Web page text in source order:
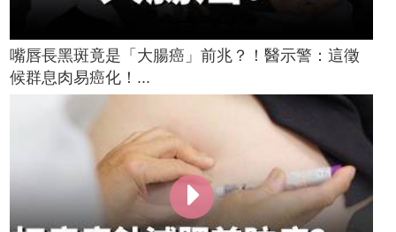
嘴唇長黑斑竟是「大腸癌」前兆？！醫示警：這徵
候群息肉易癌化！...